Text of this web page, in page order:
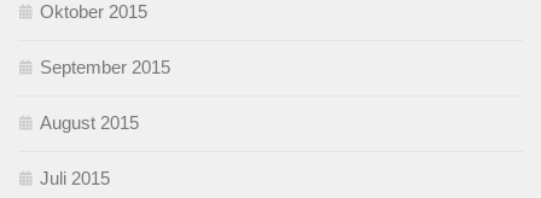
Oktober 2015
September 2015
August 2015
Juli 2015